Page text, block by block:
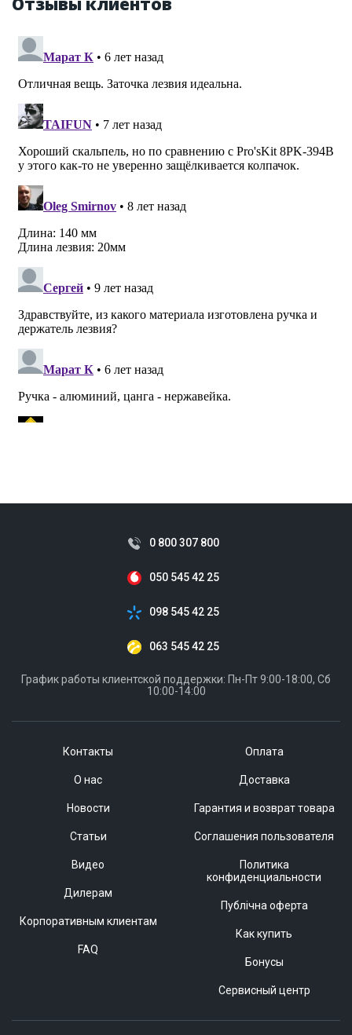
Контакты
О нас
Новости
Статьи
Видео
Дилерам
Корпоративным клиентам
FAQ
Оплата
Доставка
Гарантия и возврат товара
Соглашения пользователя
Политика
конфиденциальности
Публічна оферта
Как купить
Бонусы
Сервисный центр
0 800 307 800
050 545 42 25
098 545 42 25
063 545 42 25
График работы клиентской поддержки: Пн-Пт 9:00-18:00, Сб
10:00-14:00